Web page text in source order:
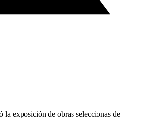
exposición de obras seleccionas de